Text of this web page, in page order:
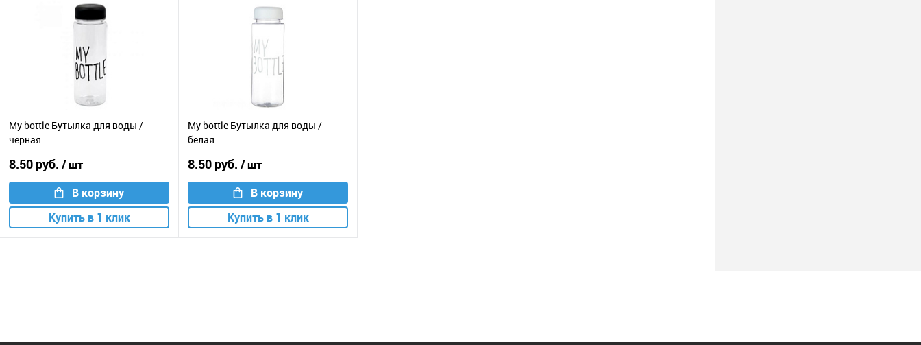
My bottle Бутылка для воды /
черная
8.50 руб. / шт
В корзину
Купить в 1 клик
My bottle Бутылка для воды /
белая
8.50 руб. / шт
В корзину
Купить в 1 клик